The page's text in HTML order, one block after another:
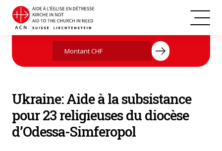
Ukraine
Agissez maintenant par votre don
Ukraine: Aide à la subsistance
pour 23 religieuses du diocèse
d’Odessa-Simferopol